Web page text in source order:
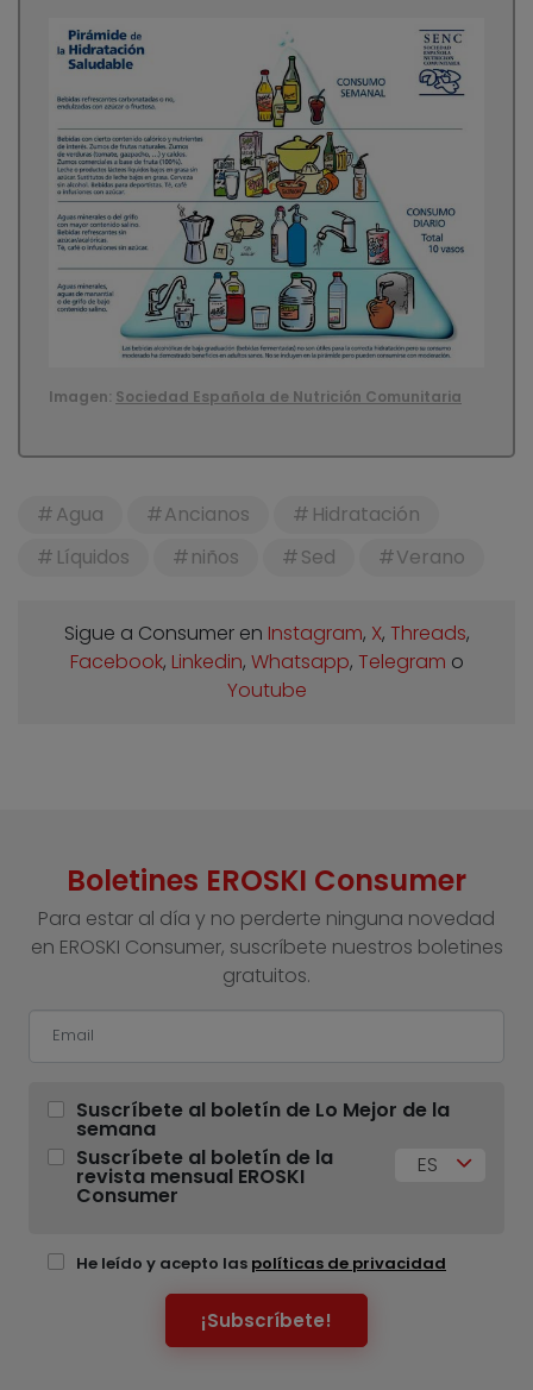
Imagen: Sociedad Española de Nutrición Comunitaria
Agua Ancianos
Hidratación
Líquidos
niños Sed Verano
Sigue a Consumer en Instagram, X, Threads,
Facebook, Linkedin, Whatsapp, Telegram o
Youtube
Boletines EROSKI Consumer
Para estar al día y no perderte ninguna novedad
en EROSKI Consumer, suscríbete nuestros boletines
gratuitos.
Suscríbete al boletín de Lo Mejor de la
semana
Suscríbete al boletín de la
revista mensual EROSKI
Consumer
ES
He leído y acepto las políticas de privacidad
¡Subscríbete!